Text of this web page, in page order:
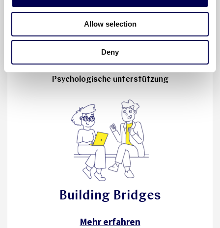
Allow selection
Deny
Alle Auntie-Pakete
Psychologische unterstützung
Building Bridges
Mehr erfahren